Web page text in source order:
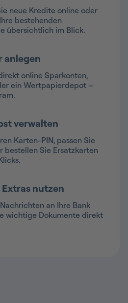
neue Kredite online oder
bestehenden
übersichtlich im Blick.
anlegen
online Sparkonten,
ein Wertpapierdepot –
verwalten
Karten-PIN, passen Sie
bestellen Sie Ersatzkarten
nutzen
an Ihre Bank
wichtige Dokumente direkt